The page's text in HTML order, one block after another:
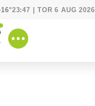
23:47 | TOR 6 AUG 2026